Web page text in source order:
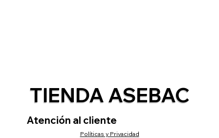
TIENDA ASEBAC
Atención al cliente
Políticas y Privacidad